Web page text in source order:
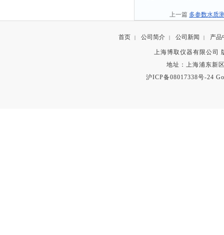
上一篇 多参数水质
首页 | 公司简介 | 公司新闻 | 产品
上海博取仪器有限公司
地址：上海浦东新
沪ICP备08017338号-24